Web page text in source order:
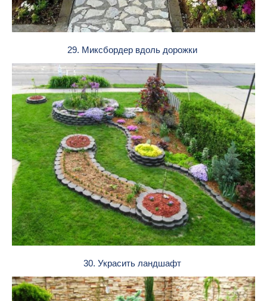
29. Миксбордер вдоль дорожки
30. Украсить ландшафт